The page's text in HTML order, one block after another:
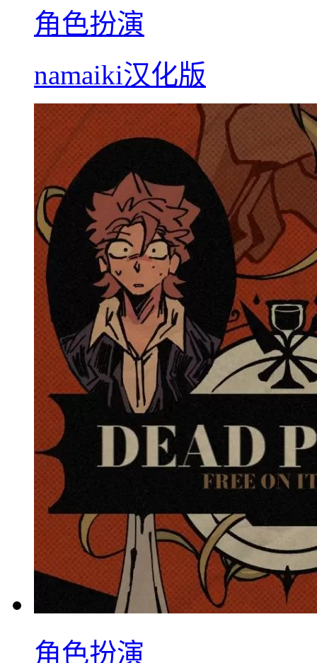
角色扮演
namaiki汉化版
角色扮演